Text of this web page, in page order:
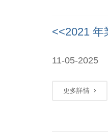
<<2021 年
11-05-2025
更多詳情